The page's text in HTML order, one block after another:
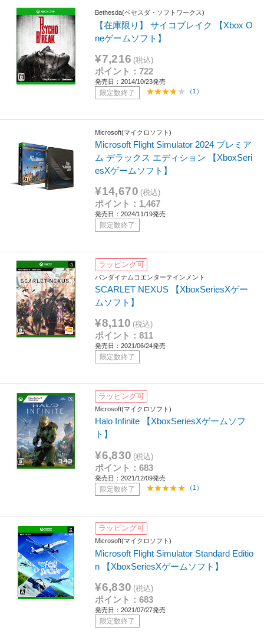
Bethesda(ベセスダ・ソフトワークス)
【在庫限り】 サイコブレイク 【Xbox O
neゲームソフト】
¥7,216 (税込)
ポイント：722
発売日：2014/10/23発売
限定数終了 （1）
Microsoft(マイクロソフト)
Microsoft Flight Simulator 2024 プレミア
ム デラックス エディション 【XboxSeri
esXゲームソフト】
¥14,670 (税込)
ポイント：1,467
発売日：2024/11/19発売
限定数終了
ラッピング可
バンダイナムコエンターテインメント
SCARLET NEXUS 【XboxSeriesXゲー
ムソフト】
¥8,110 (税込)
ポイント：811
発売日：2021/06/24発売
限定数終了
ラッピング可
Microsoft(マイクロソフト)
Halo Infinite 【XboxSeriesXゲームソフ
ト】
¥6,830 (税込)
ポイント：683
発売日：2021/12/09発売
限定数終了 （1）
ラッピング可
Microsoft(マイクロソフト)
Microsoft Flight Simulator Standard Editio
n 【XboxSeriesXゲームソフト】
¥6,830 (税込)
ポイント：683
発売日：2021/07/27発売
限定数終了